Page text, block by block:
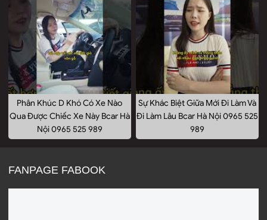
Phân Khúc D Khó Có Xe Nào
Qua Được Chiếc Xe Này Bcar Hà
Nội 0965 525 989
Sự Khác Biệt Giữa Mới Đi Làm Và
Đi Làm Lâu Bcar Hà Nội 0965 525
989
FANPAGE FABOOK